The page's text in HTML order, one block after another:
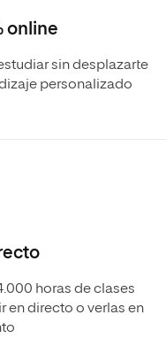
online
sin desplazarte
personalizado
horas de clases
en directo o verlas en